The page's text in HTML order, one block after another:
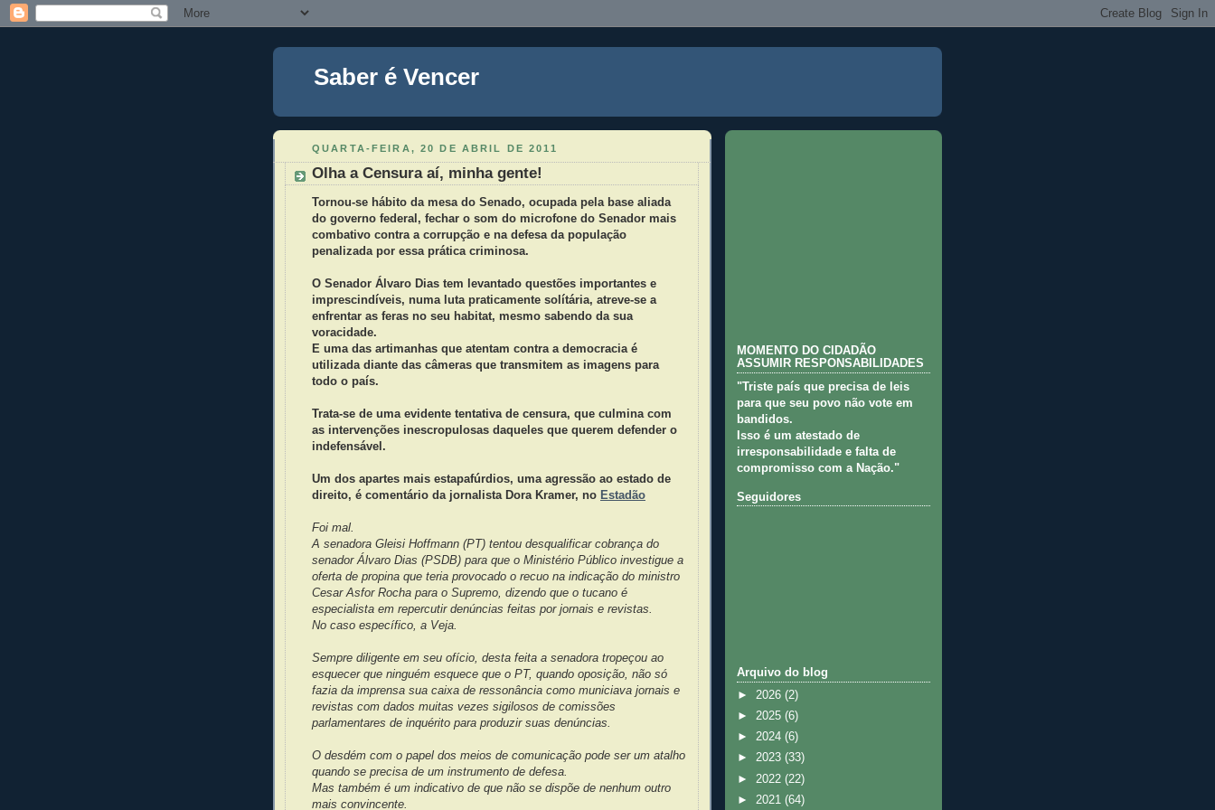
Saber é Vencer
QUARTA-FEIRA, 20 DE ABRIL DE 2011
Olha a Censura aí, minha gente!
Tornou-se hábito da mesa do Senado, ocupada pela base aliada
do governo federal, fechar o som do microfone do Senador mais
combativo contra a corrupção e na defesa da população
penalizada por essa prática criminosa.
O Senador Álvaro Dias tem levantado questões importantes e
imprescindíveis, numa luta praticamente solítária, atreve-se a
enfrentar as feras no seu habitat, mesmo sabendo da sua
voracidade.
E uma das artimanhas que atentam contra a democracia é
utilizada diante das câmeras que transmitem as imagens para
todo o país.
Trata-se de uma evidente tentativa de censura, que culmina com
as intervenções inescropulosas daqueles que querem defender o
indefensável.
Um dos apartes mais estapafúrdios, uma agressão ao estado de
direito, é comentário da jornalista Dora Kramer, no Estadão
Foi mal.
A senadora Gleisi Hoffmann (PT) tentou desqualificar cobrança do
senador Álvaro Dias (PSDB) para que o Ministério Público investigue a
oferta de propina que teria provocado o recuo na indicação do ministro
Cesar Asfor Rocha para o Supremo, dizendo que o tucano é
especialista em repercutir denúncias feitas por jornais e revistas.
No caso específico, a Veja.
Sempre diligente em seu ofício, desta feita a senadora tropeçou ao
esquecer que ninguém esquece que o PT, quando oposição, não só
fazia da imprensa sua caixa de ressonância como municiava jornais e
revistas com dados muitas vezes sigilosos de comissões
parlamentares de inquérito para produzir suas denúncias.
O desdém com o papel dos meios de comunicação pode ser um atalho
quando se precisa de um instrumento de defesa.
Mas também é um indicativo de que não se dispõe de nenhum outro
mais convincente.
MOMENTO DO CIDADÃO
ASSUMIR RESPONSABILIDADES
"Triste país que precisa de leis
para que seu povo não vote em
bandidos.
Isso é um atestado de
irresponsabilidade e falta de
compromisso com a Nação."
Seguidores
Arquivo do blog
► 2026 (2)
► 2025 (6)
► 2024 (6)
► 2023 (33)
► 2022 (22)
► 2021 (64)